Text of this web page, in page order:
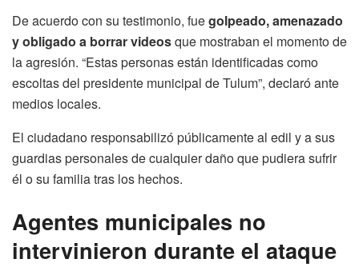
De acuerdo con su testimonio, fuegolpeado, amenazado
y obligado a borrar videosque mostraban el momento de
la agresión. “Estas personas están identificadas como
escoltas del presidente municipal de Tulum”, declaró ante
medios locales.
El ciudadano responsabilizó públicamente al edil y a sus
guardias personales de cualquier daño que pudiera sufrir
él o su familia tras los hechos.
Agentes municipales no
intervinieron durante el ataque